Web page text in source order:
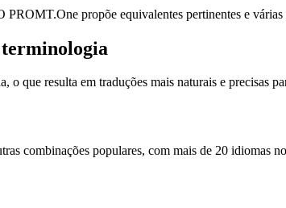
propõe equivalentes pertinentes e
que resulta em traduções mais naturais e precisas
combinações populares, com mais de 20 idiomas